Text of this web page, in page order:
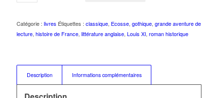
Catégorie : livres Étiquettes : classique, Ecosse, gothique, grande aventure de
lecture, histoire de France, littérature anglaise, Louis XI, roman historique
Description Informations complémentaires